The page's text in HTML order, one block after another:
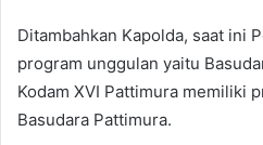
Ditambahkan Kapolda, saat ini
program unggulan yaitu
Kodam XVI Pattimura memiliki
Basudara Pattimura.